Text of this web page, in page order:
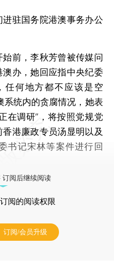
驻国务院港澳事务办公
前，李秋芳曾被传媒问
办，她回应指中央纪委
任何地方都不应该是空
系统内的贪腐情况，她表
在调研”，将按照党规党
港廉政专员汤显明以及
书记宋林等案件进行回
订阅后继续阅读
阅的阅读权限
订阅/会员升级